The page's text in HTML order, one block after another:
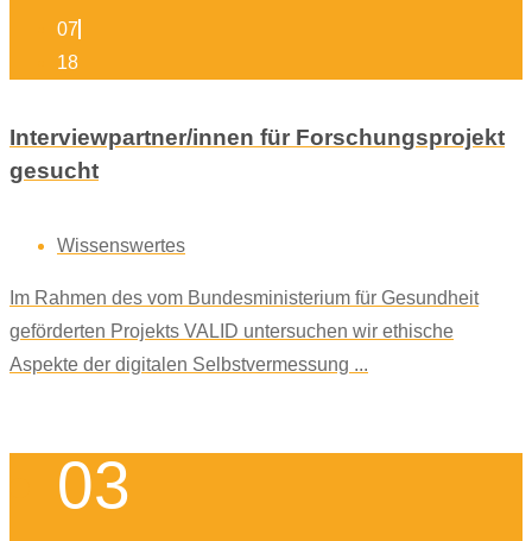
07
18
Interviewpartner/innen für Forschungsprojekt
gesucht
Wissenswertes
Im Rahmen des vom Bundesministerium für Gesundheit
geförderten Projekts VALID untersuchen wir ethische
Aspekte der digitalen Selbstvermessung ...
03